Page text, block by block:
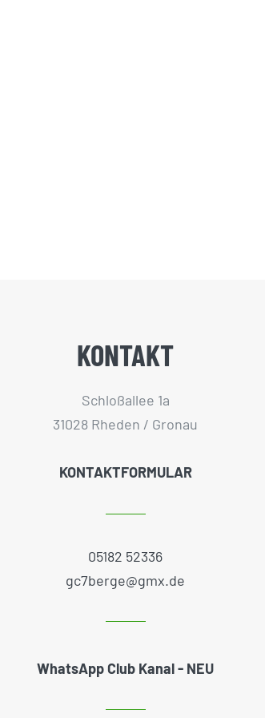
KONTAKT
Schloßallee 1a
31028 Rheden / Gronau
KONTAKTFORMULAR
05182 52336
gc7berge@gmx.de
WhatsApp Club Kanal - NEU